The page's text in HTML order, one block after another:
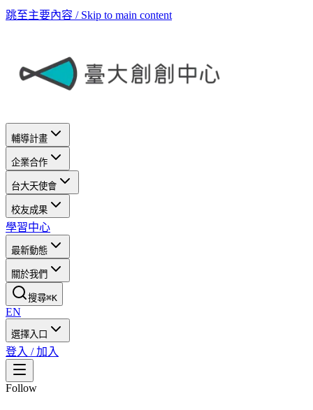
跳至主要內容 / Skip to main content
輔導計畫
企業合作
台大天使會
校友成果
學習中心
最新動態
關於我們
搜尋⌘K
EN
選擇入口
登入 / 加入
Follow